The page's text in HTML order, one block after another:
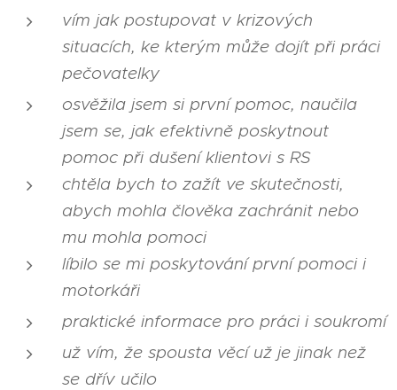
vím jak postupovat v krizových
situacích, ke kterým může dojít při práci
pečovatelky
osvěžila jsem si první pomoc, naučila
jsem se, jak efektivně poskytnout
pomoc při dušení klientovi s RS
chtěla bych to zažít ve skutečnosti,
abych mohla člověka zachránit nebo
mu mohla pomoci
líbilo se mi poskytování první pomoci i
motorkáři
praktické informace pro práci i soukromí
už vím, že spousta věcí už je jinak než
se dřív učilo